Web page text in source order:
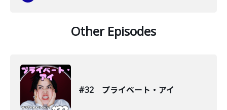
Other Episodes
#32 プライベート・アイ